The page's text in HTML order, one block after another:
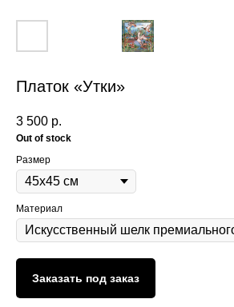
Платок «Утки»
3 500 р.
Out of stock
Размер
Материал
Заказать под заказ